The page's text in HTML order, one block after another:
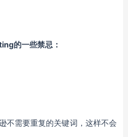
的一些禁忌：
不需要重复的关键词，这样不会